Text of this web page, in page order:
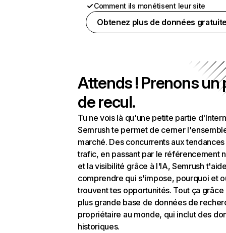
Comment ils monétisent leur site
Obtenez plus de données
Attends ! Prenons un
de recul.
Tu ne vois là qu'une petite partie
Semrush te permet de cerner
marché. Des concurrents aux
trafic, en passant par le référencement
et la visibilité grâce à l'IA, Semrush
comprendre qui s'impose, pourquoi et
trouvent tes opportunités. Tout ça grâce
plus grande base de données de
propriétaire au monde, qui inclut des
historiques.